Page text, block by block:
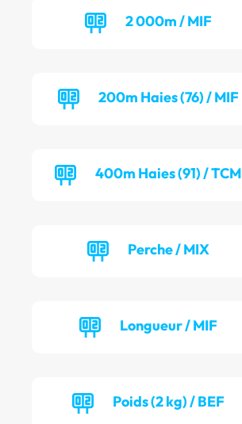
2 000m / MIF
200m Haies (76) / MIF
400m Haies (91) / TCM
Perche / MIX
Longueur / MIF
Poids (2 kg) / BEF